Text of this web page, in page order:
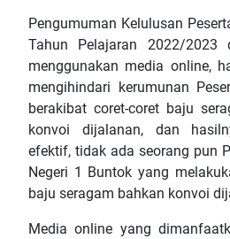
Pengumuman Kelulusan
Tahun Pelajaran 2022/2023
menggunakan media online,
mengihindari kerumunan
berakibat coret-coret baju
konvoi dijalanan, dan
efektif, tidak ada seorang pun
Negeri 1 Buntok yang
baju seragam bahkan konvoi
Media online yang